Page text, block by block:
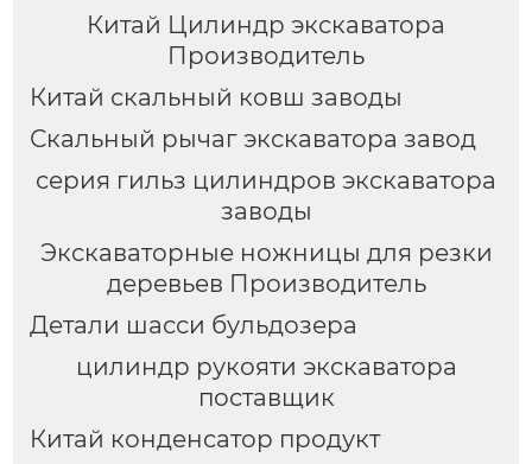
Китай Цилиндр экскаватора
Производитель
Китай скальный ковш заводы
Скальный рычаг экскаватора завод
серия гильз цилиндров экскаватора
заводы
Экскаваторные ножницы для резки
деревьев Производитель
Детали шасси бульдозера
цилиндр рукояти экскаватора
поставщик
Китай конденсатор продукт